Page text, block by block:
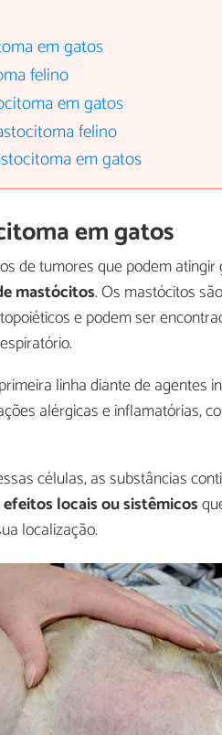
em gatos
felino
em gatos
felino
em gatos
em gatos
de tumores que podem
mastócitos. Os mastócitos
e podem ser
linha diante de agentes
alérgicas e inflamatórias,
células, as substâncias
efeitos locais ou sistêmicos
localização.